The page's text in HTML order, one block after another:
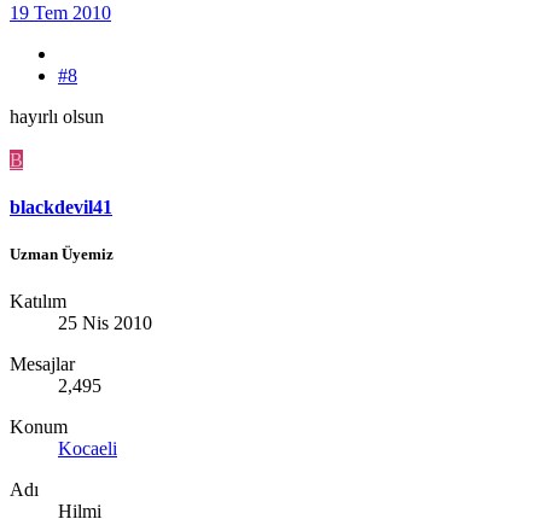
19 Tem 2010
#8
hayırlı olsun
B
blackdevil41
Uzman Üyemiz
Katılım
25 Nis 2010
Mesajlar
2,495
Konum
Kocaeli
Adı
Hilmi